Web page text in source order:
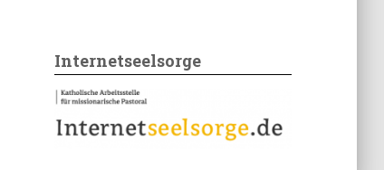
Internetseelsorge